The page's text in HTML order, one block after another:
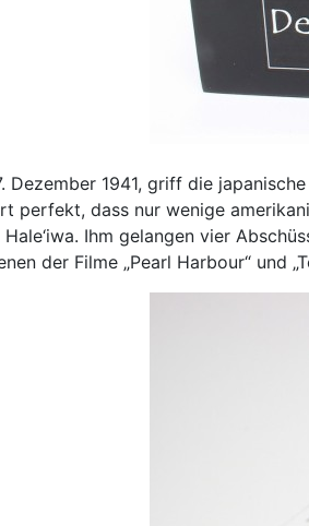
Dezember 1941, griff die
perfekt, dass nur wenige
Ihm gelangen vier
der Filme „Pearl Harbour“ und